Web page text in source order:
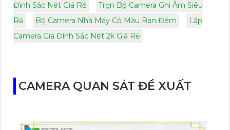
Đình Sắc Nét Giá Rẻ
Trọn Bộ Camera Ghi Âm Siêu
Rẻ
Bộ Camera Nhà Máy Có Màu Ban Đêm
Lắp
Camera Gia Đình Sắc Nét 2k Giá Rẻ
CAMERA QUAN SÁT ĐỀ XUẤT